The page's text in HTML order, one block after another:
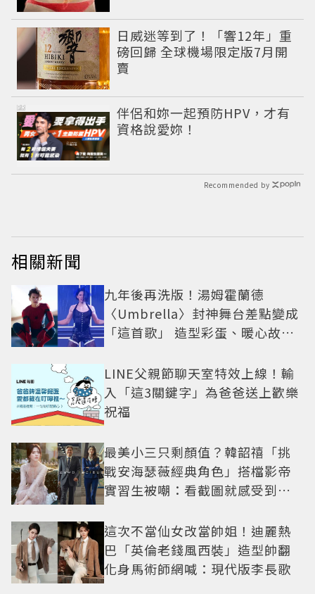
日威迷等到了！「響12年」重
磅回歸 全球機場限定版7月開
賣
伴侶和妳一起預防HPV，才有
資格說愛妳！
PR
Recommended by
相關新聞
九年後再洗版！湯姆霍蘭德
〈Umbrella〉封神舞台差點變成
「這首歌」 造型彩蛋、暖心故事
LINE父親節聊天室特效上線！輸
入「這3關鍵字」為爸爸送上歡樂
祝福
最美小三只剩顏值？韓韶禧「挑
戰安海瑟薇經典角色」搭檔影帝
實習生被嘲：看截圖就感受到演
這次不當仙女改當帥姐！迪麗熱
巴「英倫老錢風西裝」造型帥翻
化身馬術師網喊：現代版李長歌